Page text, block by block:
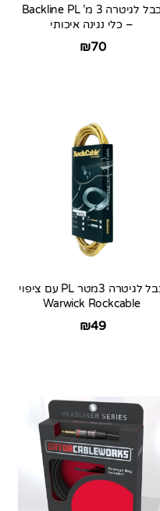
כבל לגיטרה 3 מ’ Backline PL
– כלי נגינה איכותי
₪70
כבל לגיטרה 3מטר PL עם ציפוי
Warwick Rockcable
₪49